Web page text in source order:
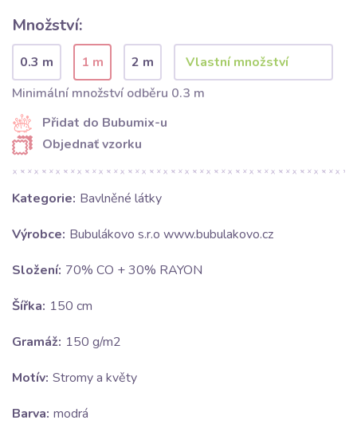
Množství:
0.3 m 1 m
2 m
Minimální množství odběru 0.3 m
Přidat do Bubumix-u
Objednať vzorku
Kategorie: Bavlněné látky
Výrobce: Bubulákovo s.r.o www.bubulakovo.cz
Složení: 70% CO + 30% RAYON
Šířka: 150 cm
Gramáž: 150 g/m2
Motív: Stromy a květy
Barva: modrá